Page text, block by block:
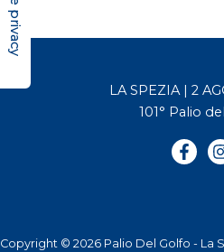
LA SPEZIA | 2
101° Palio
Copyright © 2026 Palio Del Golfo - La